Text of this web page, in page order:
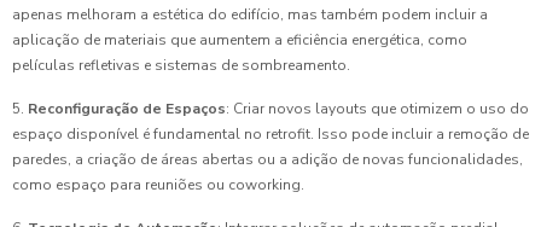
apenas melhoram a estética do edifício, mas também podem incluir a
aplicação de materiais que aumentem a eficiência energética, como
películas refletivas e sistemas de sombreamento.
5. Reconfiguração de Espaços: Criar novos layouts que otimizem o uso do
espaço disponível é fundamental no retrofit. Isso pode incluir a remoção de
paredes, a criação de áreas abertas ou a adição de novas funcionalidades,
como espaço para reuniões ou coworking.